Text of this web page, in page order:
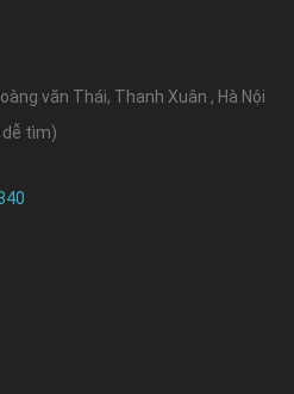
văn Thái, Thanh Xuân , Hà Nội
dễ tìm)